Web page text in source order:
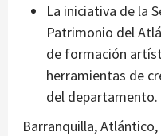
La iniciativa de la
Patrimonio del
de formación
herramientas de
del departamento.
Barranquilla,